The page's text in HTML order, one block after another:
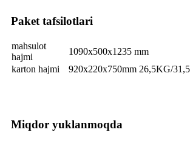
Paket tafsilotlari
mahsulot
hajmi
1090x500x1235 mm
karton hajmi
920x220x750mm 26,5KG/
Miqdor yuklanmoqda